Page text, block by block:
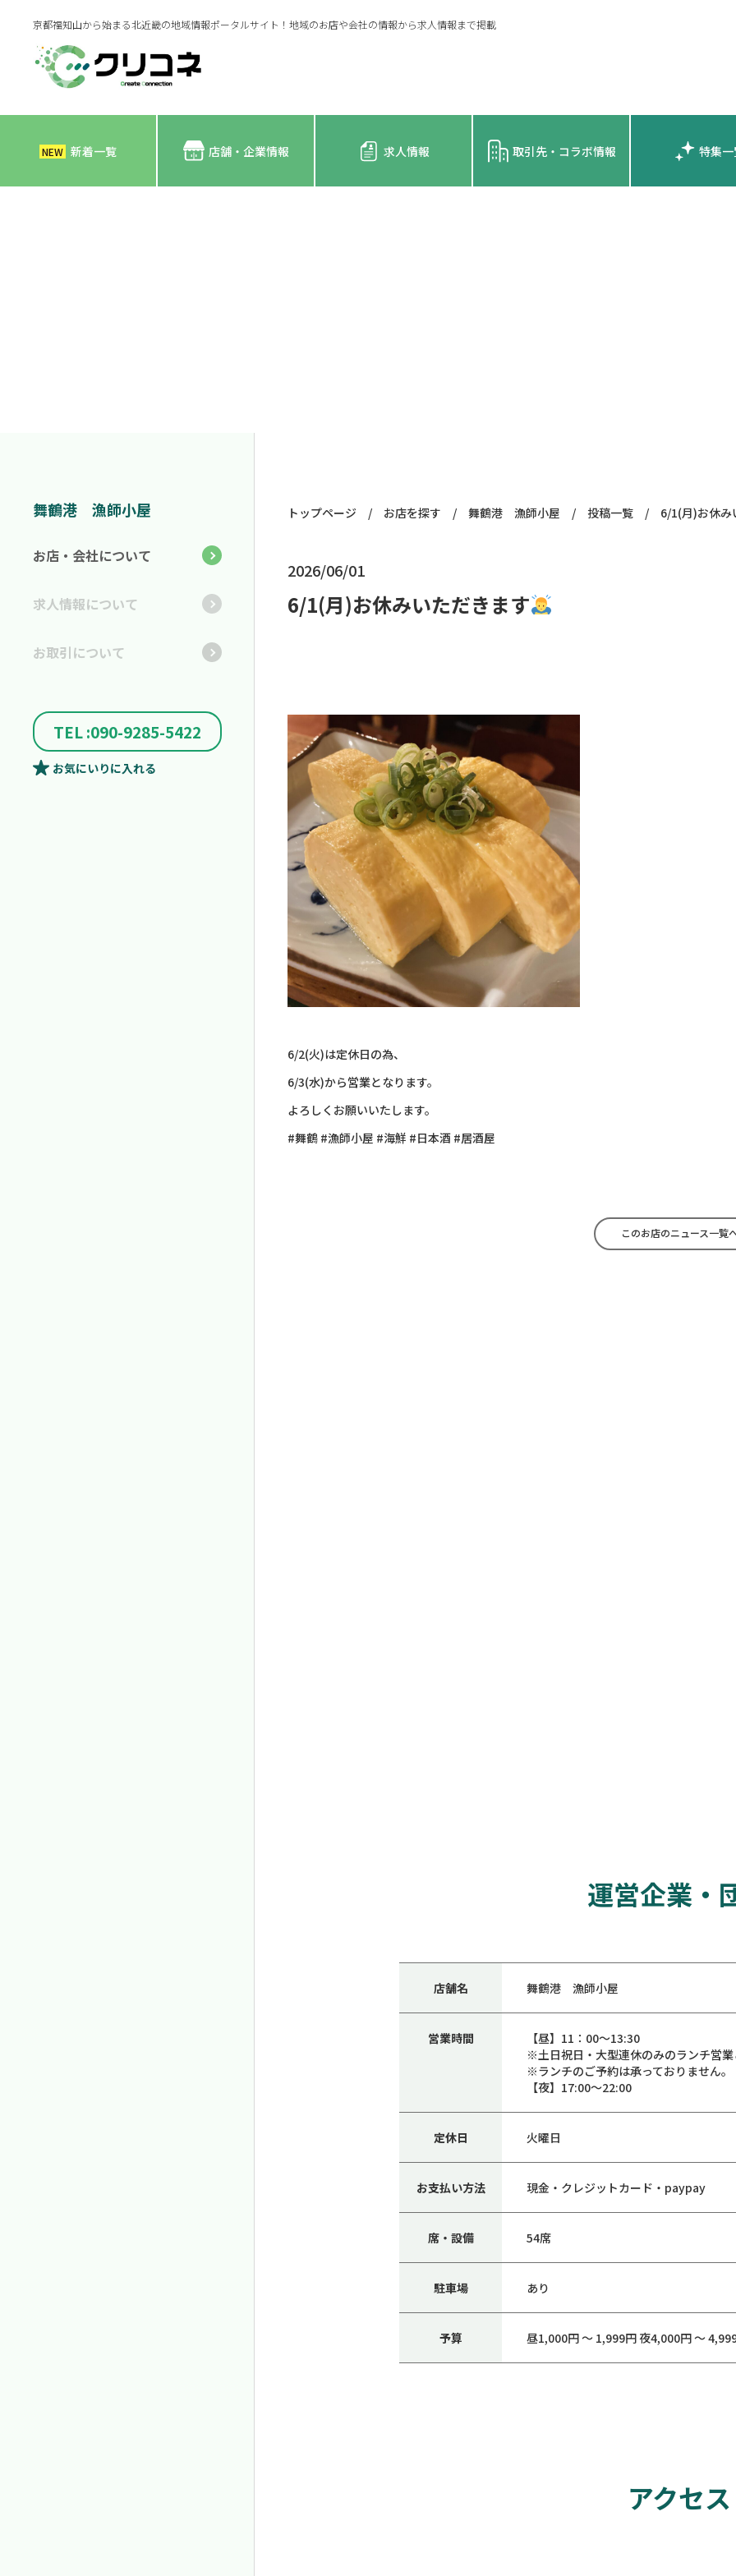
京都福知山から始まる北近畿の地域情報ポータルサイト！地域のお店や会社の情報から求人情報まで掲載
NEW 新着一覧 店舗・企業情報 求人情報 取引先・コラボ情報 特集一
トップページ / お店を探す / 舞鶴港 漁師小屋 / 投稿一覧 / 6/1(月)お休み
2026/06/01
6/1(月)お休みいただきます
6/2(火)は定休日の為、
6/3(水)から営業となります。
よろしくお願いいたします。
#舞鶴 #漁師小屋 #海鮮 #日本酒 #居酒屋
このお店のニュース一覧
運営企業・
店舗名 舞鶴港 漁師小屋
営業時間
【昼】11：00〜13:30
※土日祝日・大型連休のみのランチ営
※ランチのご予約は承っておりません。
【夜】17:00〜22:00
定休日 火曜日
お支払い方法 現金・クレジットカード・paypay
席・設備 54席
駐車場 あり
予算 昼1,000円 ～ 1,999円 夜4,000円 ～
アクセス
舞鶴港 漁師小屋
お店・会社について
求人情報について
お取引について
TEL :090-9285-5422
お気にいりに入れる